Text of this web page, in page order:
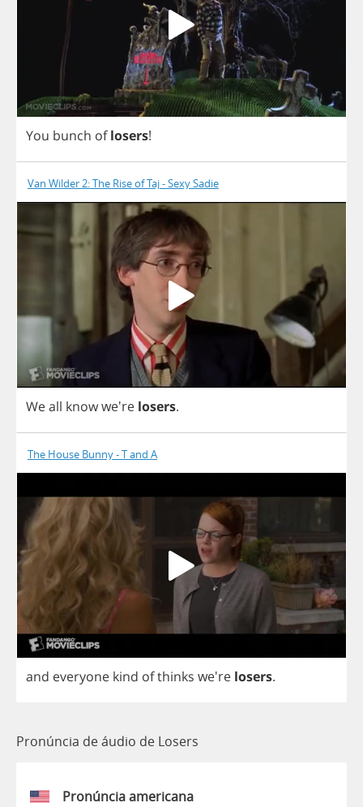
You bunch of losers!
Van Wilder 2: The Rise of Taj - Sexy Sadie
Weall knowwe're losers.
The House Bunny - T and A
and everyone kind ofthinks we're losers.
Pronúncia de áudio de Losers
Pronúncia americana